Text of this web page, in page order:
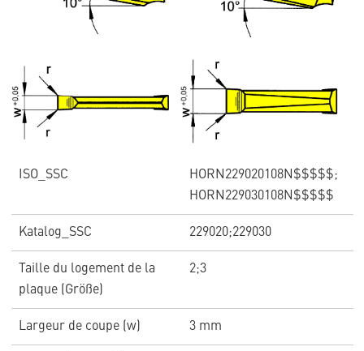
ISO_SSC
HORN229020108N$$$$$;
HORN229030108N$$$$$
Katalog_SSC 229020;229030
Taille du logement de la
plaque (Größe)
2;3
Largeur de coupe (w) 3 mm